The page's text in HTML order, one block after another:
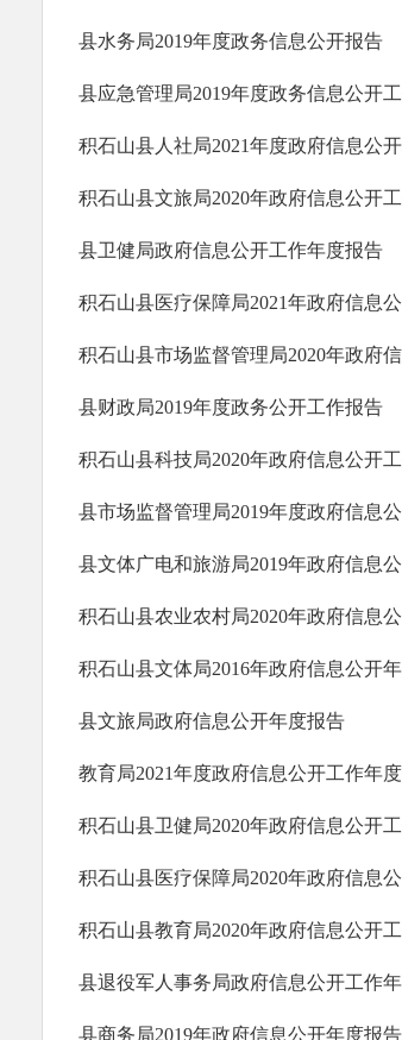
县水务局2019年度政务信息公开报告
县应急管理局2019年度政务信息公开
积石山县人社局2021年度政府信息公
积石山县文旅局2020年政府信息公开
县卫健局政府信息公开工作年度报告
积石山县医疗保障局2021年政府信息
积石山县市场监督管理局2020年政府
县财政局2019年度政务公开工作报告
积石山县科技局2020年政府信息公开
县市场监督管理局2019年度政府信息
县文体广电和旅游局2019年政府信息
积石山县农业农村局2020年政府信息
积石山县文体局2016年政府信息公开
县文旅局政府信息公开年度报告
教育局2021年度政府信息公开工作年
积石山县卫健局2020年政府信息公开
积石山县医疗保障局2020年政府信息
积石山县教育局2020年政府信息公开
县退役军人事务局政府信息公开工作
县商务局2019年政府信息公开年度报告